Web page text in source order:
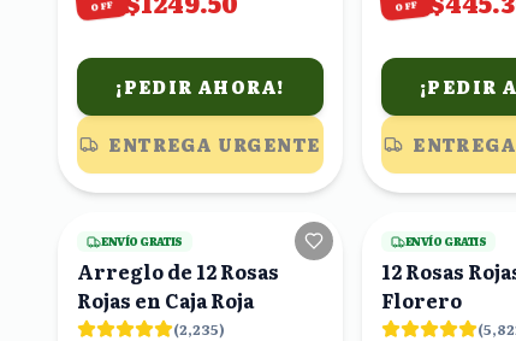
OFF
¡PEDIR AHORA!
ENTREGA URGENTE
OFF
¡PEDIR
10viendo
ENVÍO GRATIS
Arreglo de 12 Rosas
Rojas en Caja Roja
(2,235)
ENVÍO GRATIS
12 Rosas
Florero
(